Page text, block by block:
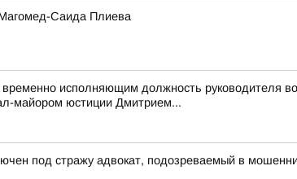
Саида Плиева
исполняющим должность руководителя
майором юстиции Дмитрием...
под стражу адвокат, подозреваемый в